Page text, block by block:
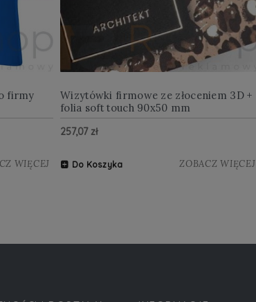
firmy
WIĘCEJ
Wizytówki firmowe ze złoceniem 3D +
folia soft touch 90x50 mm
257,07 zł
Do Koszyka ZOBACZ WIĘCEJ